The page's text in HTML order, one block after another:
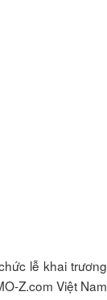
lễ khai trương
Z.com Việt Nam